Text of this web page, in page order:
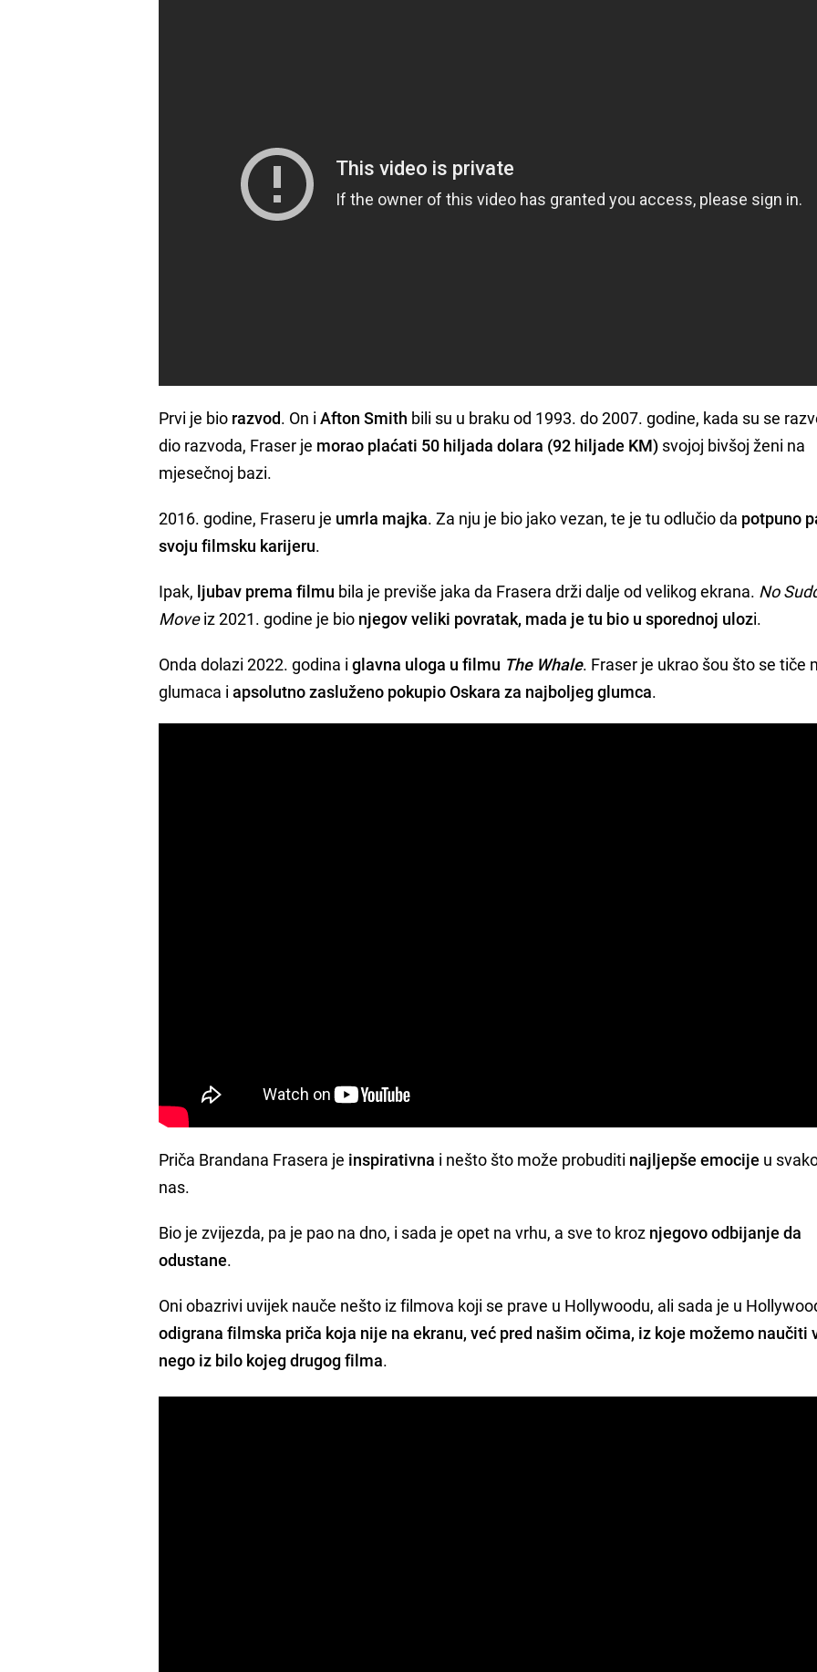
Prvi je bio razvod. On iAfton Smith bili su u braku od 1993. do 2007. godine, kada su se
dio razvoda, Fraser je morao plaćati 50 hiljada dolara (92 hiljade KM) svojoj bivšoj ženi na
mjesečnoj bazi.
2016. godine, Fraseru je umrla majka. Za nju je bio jako vezan, te je tu odlučio da potpuno
svoju filmsku karijeru.
Ipak, ljubav prema filmu bila je previše jaka da Frasera drži dalje od velikog ekrana. No
Moveiz 2021. godine je bio njegov veliki povratak, mada je tu bio u sporednoj ulozi.
Onda dolazi 2022. godina iglavna uloga u filmu The Whale. Fraser je ukrao šou što se tiče
glumaca iapsolutno zasluženo pokupio Oskara za najboljeg glumca.
Priča Brandana Frasera je inspirativna i nešto što može probuditi najljepše emocije u
nas.
Bio je zvijezda, pa je pao na dno, i sada je opet na vrhu, a sve to kroz njegovo odbijanje da
odustane.
Oni obazrivi uvijek nauče nešto iz filmova koji se prave u Hollywoodu, ali sada je u
odigrana filmska priča koja nije na ekranu, već pred našim očima, iz koje možemo naučiti
nego iz bilo kojeg drugog filma.